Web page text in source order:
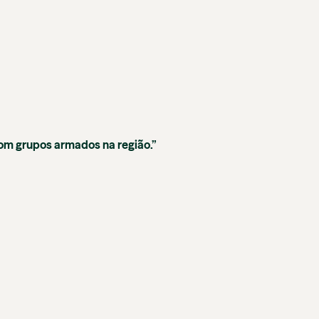
grupos armados na região.”